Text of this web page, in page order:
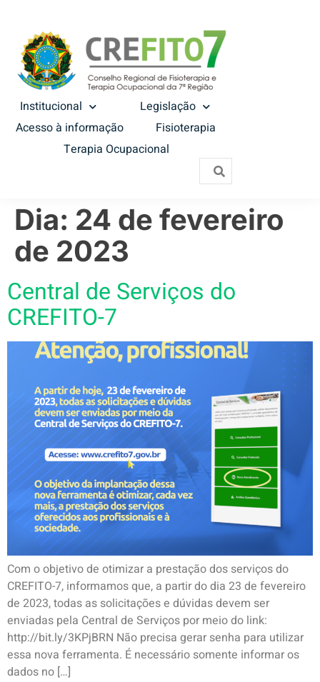
Institucional
Legislação
Acesso à informação
Fisioterapia
Terapia Ocupacional
Dia: 24 de fevereiro
de 2023
Central de Serviços do
CREFITO-7
Com o objetivo de otimizar a prestação dos serviços do
CREFITO-7, informamos que, a partir do dia 23 de fevereiro
de 2023, todas as solicitações e dúvidas devem ser
enviadas pela Central de Serviços por meio do link:
http://bit.ly/3KPjBRN Não precisa gerar senha para utilizar
essa nova ferramenta. É necessário somente informar os
dados no […]